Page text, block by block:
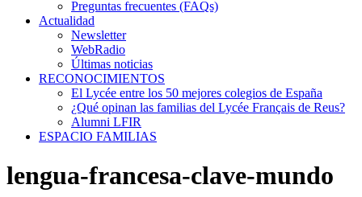
Preguntas frecuentes (FAQs)
Actualidad
Newsletter
WebRadio
Últimas noticias
RECONOCIMIENTOS
El Lycée entre los 50 mejores colegios de España
¿Qué opinan las familias del Lycée Français de Reus?
Alumni LFIR
ESPACIO FAMILIAS
lengua-francesa-clave-mundo